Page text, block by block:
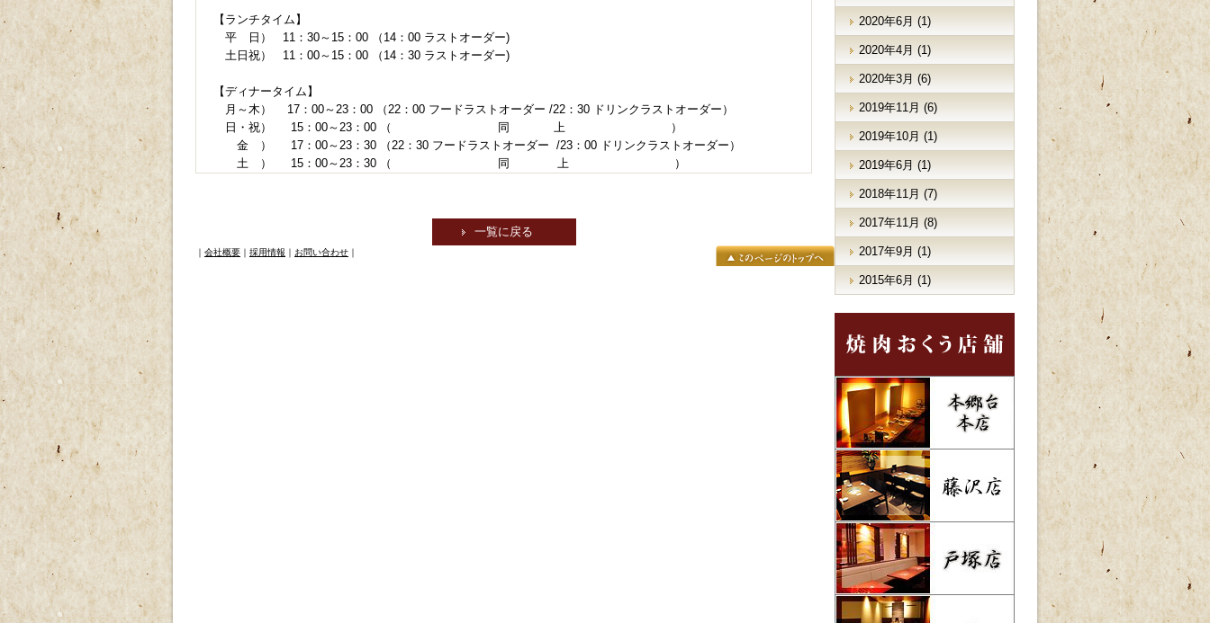
【ランチタイム】
平 日） 11：30～15：00 （14：00 ラストオーダー)
土日祝） 11：00～15：00 （14：30 ラストオーダー)
【ディナータイム】
月～木） 17：00～23：00 （22：00 フードラストオーダー /22：30 ドリンクラストオーダー）
日・祝） 15：00～23：00 （ 同 上 ）
金 ） 17：00～23：30 （22：30 フードラストオーダー /23：00 ドリンクラストオーダー）
土 ） 15：00～23：30 （ 同 上 ）
一覧に戻る
2020年6月 (1)
2020年4月 (1)
2020年3月 (6)
2019年11月 (6)
2019年10月 (1)
2019年6月 (1)
2018年11月 (7)
2017年11月 (8)
2017年9月 (1)
2015年6月 (1)
｜ 会社概要 ｜ 採用情報 ｜ お問い合わせ ｜